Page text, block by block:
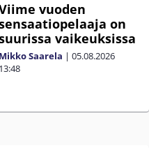
vuoden
on
vaikeuksissa
Mikko Saarela | 05.08.2026
13:48